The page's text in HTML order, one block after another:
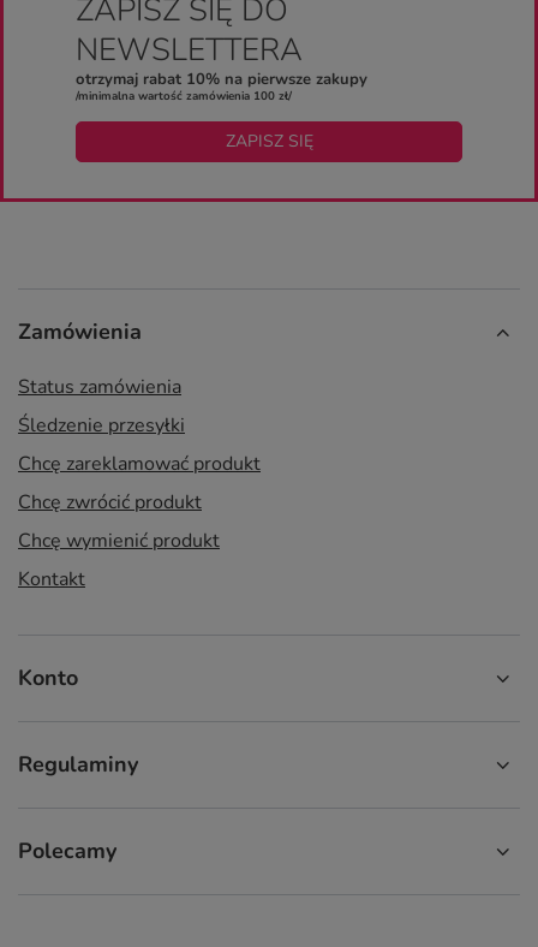
ZAPISZ SIĘ DO
NEWSLETTERA
otrzymaj rabat 10% na pierwsze zakupy
/minimalna wartość zamówienia 100 zł/
ZAPISZ SIĘ
Zamówienia
Status zamówienia
Śledzenie przesyłki
Chcę zareklamować produkt
Chcę zwrócić produkt
Chcę wymienić produkt
Kontakt
Konto
Regulaminy
Polecamy